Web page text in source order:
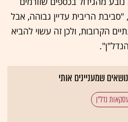
הריבית עדיין גבוהה, אבל
הקרובות, ולכן זה עשוי להביא
שמעניינים אותי
נדל"ן